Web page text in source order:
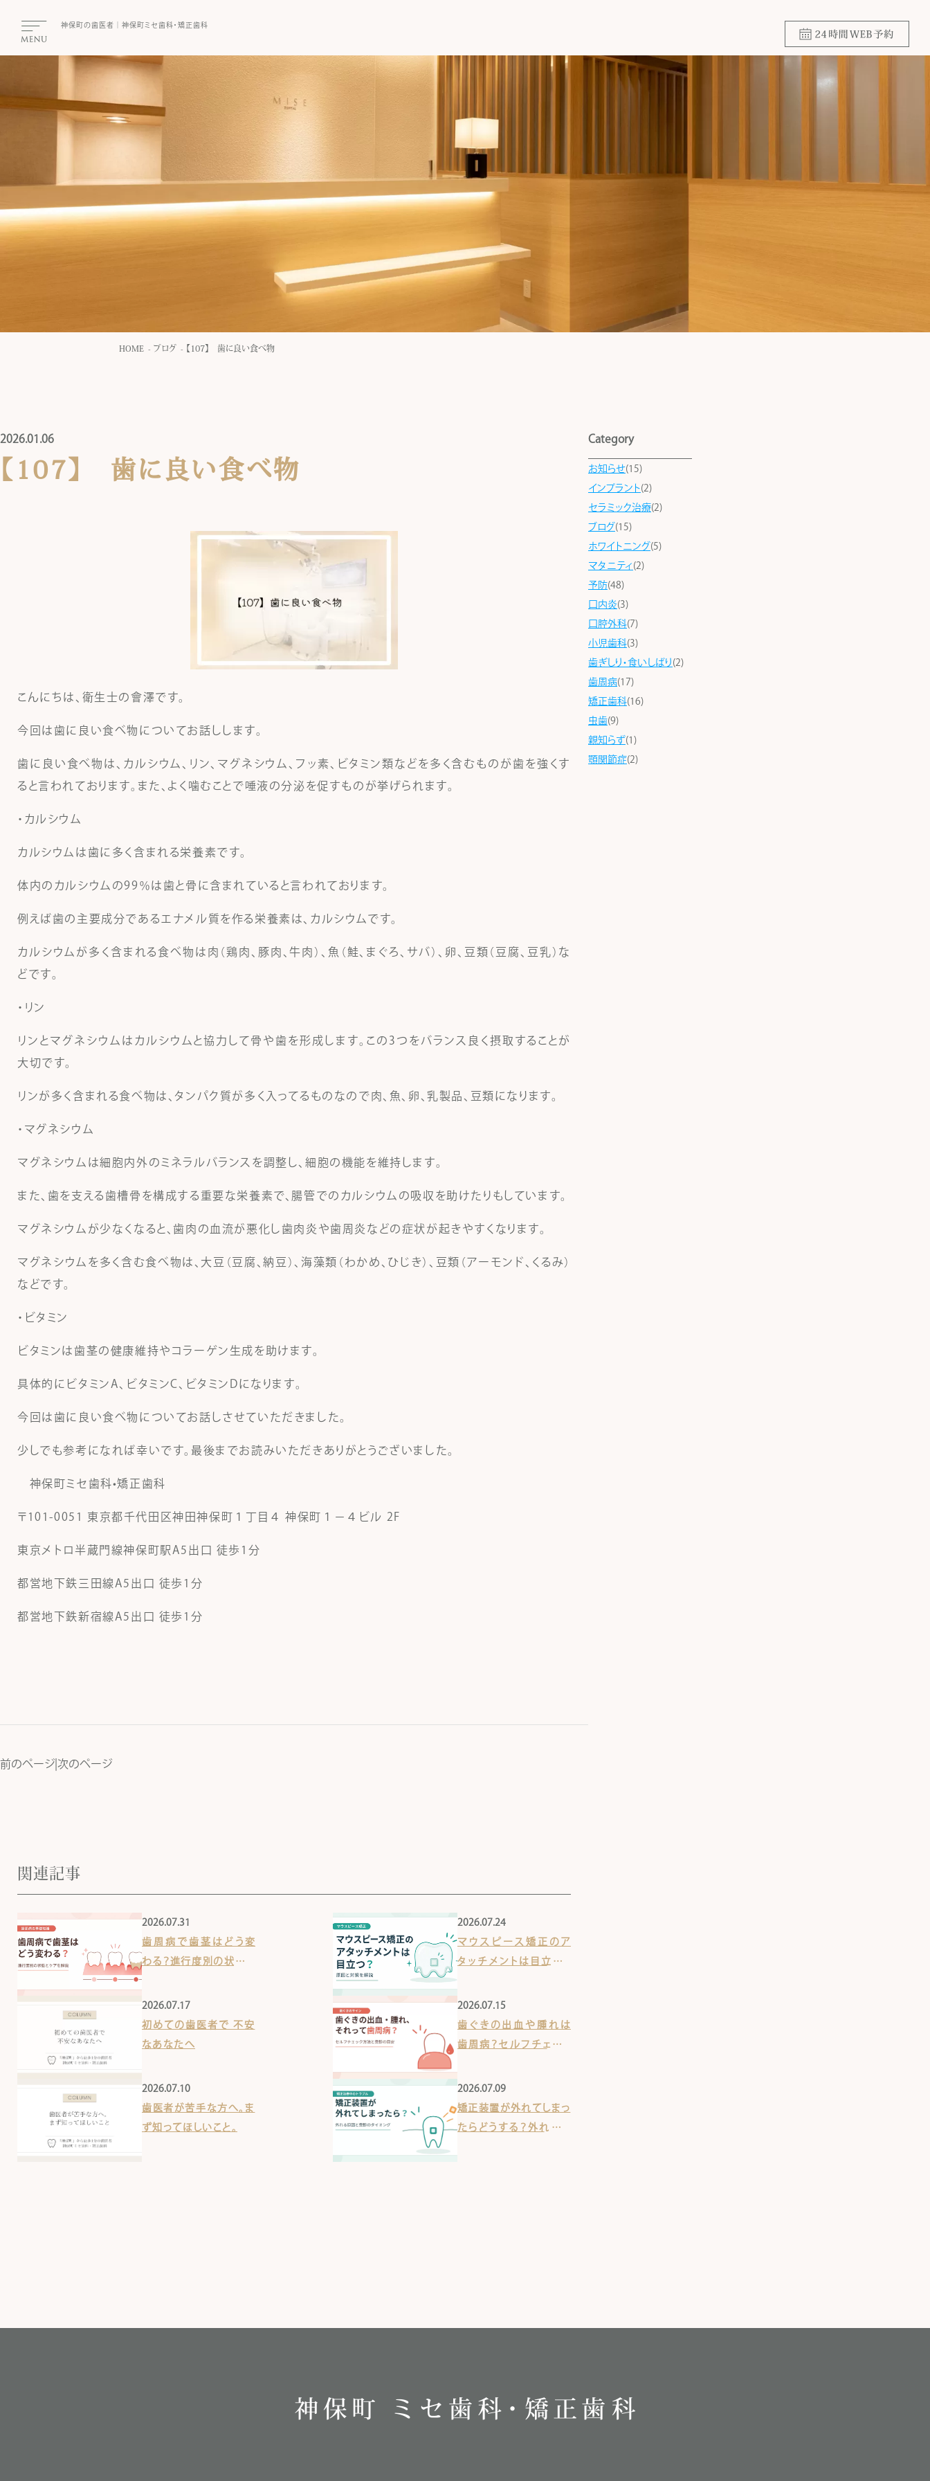
神保町の⻭医者｜神保町ミセ⻭科・矯正⻭科
HOME ブログ 【107】 歯に良い食べ物
2026.01.06
【107】 歯に良い食べ物
こんにちは、衛生士の會澤です。
今回は歯に良い食べ物についてお話しします。
歯に良い食べ物は、カルシウム、リン、マグネシウム、フッ素、ビタミン類などを多く含むものが歯を強くす
ると言われております。また、よく噛むことで唾液の分泌を促すものが挙げられます。
・カルシウム
カルシウムは歯に多く含まれる栄養素です。
体内のカルシウムの99％は歯と骨に含まれていると言われております。
例えば歯の主要成分であるエナメル質を作る栄養素は、カルシウムです。
カルシウムが多く含まれる食べ物は肉（鶏肉、豚肉、牛肉）、魚（鮭、まぐろ、サバ）、卵、豆類（豆腐、豆乳）な
どです。
・リン
リンとマグネシウムはカルシウムと協力して骨や歯を形成します。この3つをバランス良く摂取することが
大切です。
リンが多く含まれる食べ物は、タンパク質が多く入ってるものなので肉、魚、卵、乳製品、豆類になります。
・マグネシウム
マグネシウムは細胞内外のミネラルバランスを調整し、細胞の機能を維持します。
また、歯を支える歯槽骨を構成する重要な栄養素で、腸管でのカルシウムの吸収を助けたりもしています。
マグネシウムが少なくなると、歯肉の血流が悪化し歯肉炎や歯周炎などの症状が起きやすくなります。
マグネシウムを多く含む食べ物は、大豆（豆腐、納豆）、海藻類（わかめ、ひじき）、豆類（アーモンド、くるみ）
などです。
・ビタミン
ビタミンは歯茎の健康維持やコラーゲン生成を助けます。
具体的にビタミンA、ビタミンC、ビタミンDになります。
今回は歯に良い食べ物についてお話しさせていただきました。
少しでも参考になれば幸いです。最後までお読みいただきありがとうございました。
神保町ミセ歯科•矯正歯科
〒101-0051 東京都千代田区神田神保町１丁目４ 神保町１－４ビル 2F
東京メトロ半蔵門線神保町駅A5出口 徒歩1分
都営地下鉄三田線A5出口 徒歩1分
都営地下鉄新宿線A5出口 徒歩1分
前のページ| 次のページ
関連記事
2026.07.31
歯周病で歯茎はどう変
わる？進行度別の状態と
2026.07.24
マウスピース矯正のア
タッチメントは目立つ？
2026.07.17
初めての歯医者で 不安
なあなたへ
2026.07.15
歯ぐきの出血や腫れは
歯周病？セルフチェック
2026.07.10
歯医者が苦手な方へ。ま
ず知ってほしいこと。
2026.07.09
矯正装置が外れてしまっ
たらどうする？外れてし
Category
お知らせ(15)
インプラント(2)
セラミック治療(2)
ブログ (15)
ホワイトニング (5)
マタニティ (2)
予防(48)
口内炎(3)
口腔外科(7)
小児歯科(3)
歯ぎしり・食いしばり (2)
歯周病(17)
矯正歯科(16)
虫歯(9)
親知らず(1)
顎関節症(2)